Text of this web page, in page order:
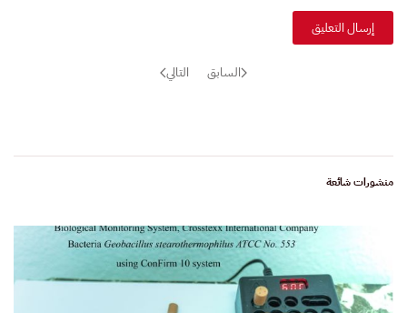
إرسال التعليق
السابق التالي
منشورات شائعة